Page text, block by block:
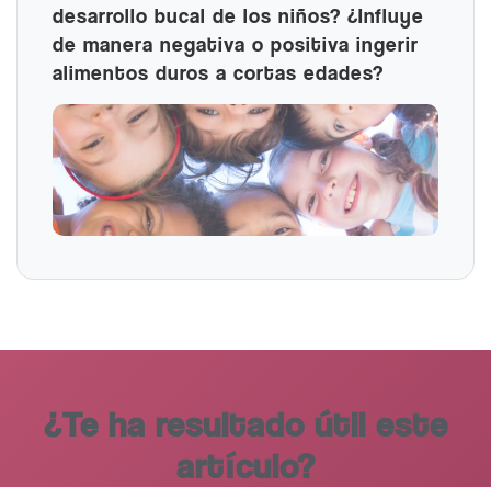
desarrollo bucal de los niños? ¿Influye
de manera negativa o positiva ingerir
alimentos duros a cortas edades?
¿Te ha resultado útil este
artículo?